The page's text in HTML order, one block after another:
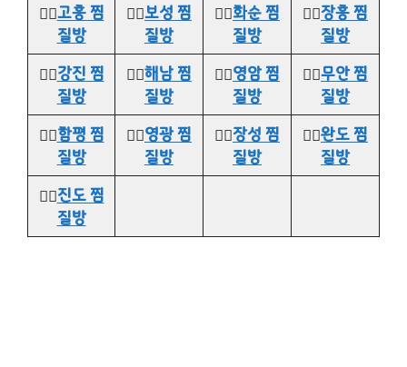
👉🏻고흥 찜
질방
👉🏻보성 찜
질방
👉🏻화순 찜
질방
👉🏻장흥 찜
질방
👉🏻강진 찜
질방
👉🏻해남 찜
질방
👉🏻영암 찜
질방
👉🏻무안 찜
질방
👉🏻함평 찜
질방
👉🏻영광 찜
질방
👉🏻장성 찜
질방
👉🏻완도 찜
질방
👉🏻진도 찜
질방